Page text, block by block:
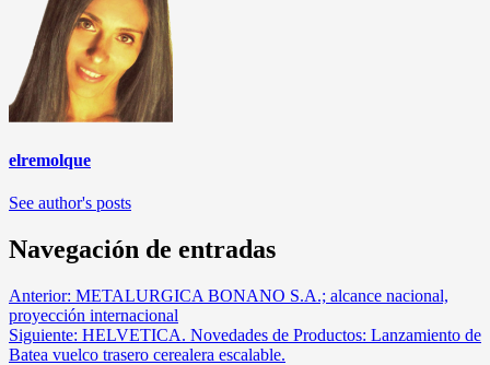
elremolque
See author's posts
Navegación de entradas
Anterior: METALURGICA BONANO S.A.; alcance nacional,
proyección internacional
Siguiente: HELVETICA. Novedades de Productos: Lanzamiento de
Batea vuelco trasero cerealera escalable.